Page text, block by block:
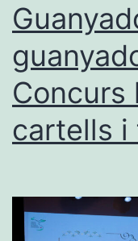
Concurs
cartells i